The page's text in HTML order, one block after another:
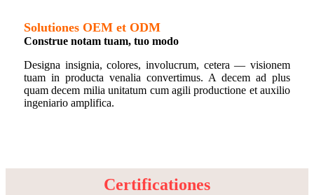
Solutiones OEM et ODM
Construe notam tuam, tuo modo
Designa insignia, colores, involucrum, cetera — visionem
tuam in producta venalia convertimus. A decem ad plus
quam decem milia unitatum cum agili productione et auxilio
ingeniario amplifica.
Certificationes